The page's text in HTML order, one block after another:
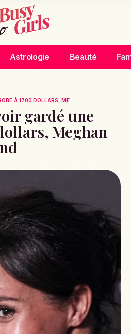
Astrologie Beauté
À 1700 DOLLARS, ME...
gardé une
Meghan